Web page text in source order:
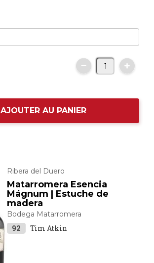
AJOUTER AU PANIER
Ribera del Duero
Matarromera Esencia
Mágnum | Estuche de
madera
Bodega Matarromera
92 Tim Atkin